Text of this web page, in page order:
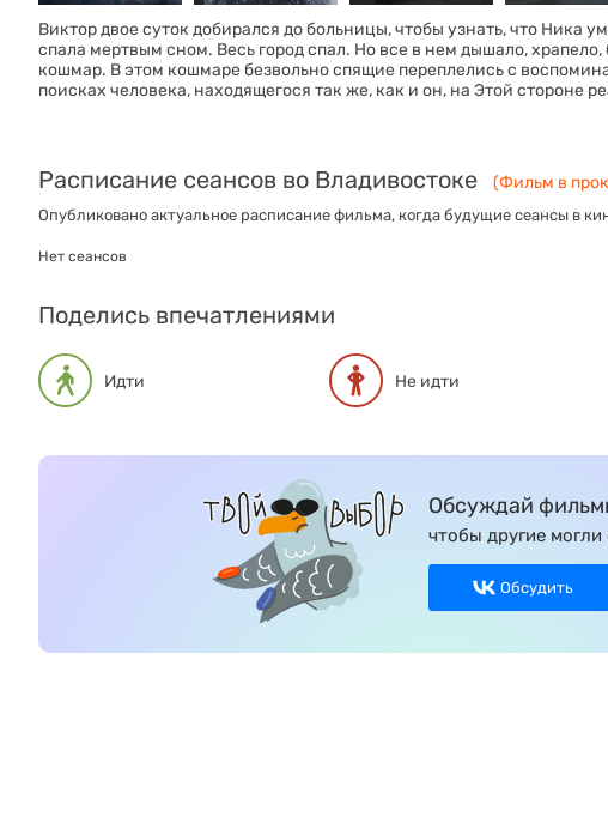
Виктор двое суток добирался до больницы, чтобы узнать, что Ника
спала мертвым сном. Весь город спал. Но все в нем дышало,
кошмар. В этом кошмаре безвольно спящие переплелись с
поисках человека, находящегося так же, как и он, на Этой стороне
Расписание сеансов во Владивостоке (Фильм в
Опубликовано актуальное расписание фильма, когда будущие сеансы в
Нет сеансов
Поделись впечатлениями
Идти Не идти
Обсуждай
чтобы другие
Обсудить